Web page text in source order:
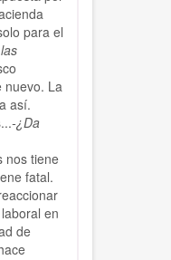
para el
nuevo. La
así.
-¿Da
nos tiene
fatal.
en
de